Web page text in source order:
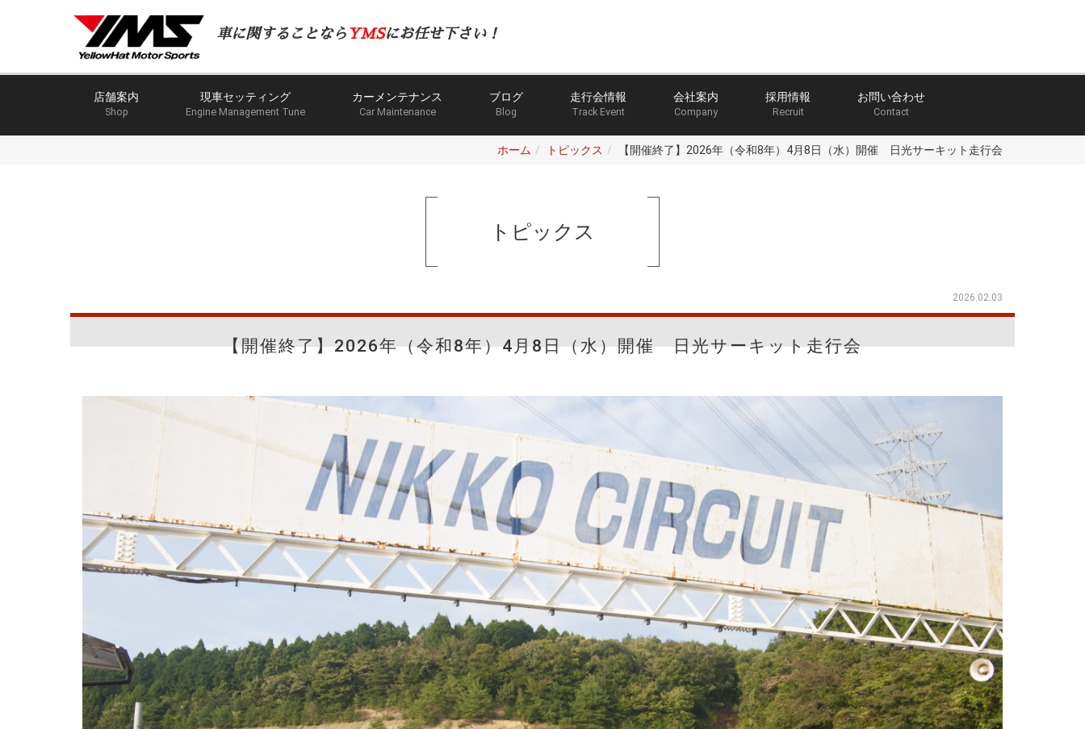
車に関することなら YMSにお任せ下さい！
店舗案内
Shop
現車セッティング
Engine Management Tune
カーメンテナンス
Car Maintenance
ブログ
Blog
走行会情報
Track Event
会社案内
Company
採用情報
Recruit
お問い合わせ
Contact
ホーム トピックス 【開催終了】2026年（令和8年）4月8日（水）開催 日光サーキット走行会
トピックス
2026.02.03
【開催終了】2026年（令和8年）4月8日（水）開催 日光サーキット走行会